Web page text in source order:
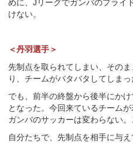
めに、Jリーグでガンバのプライ
けない。
＜丹羽選手＞
先制点を取られてしまい、その
り、チームがバタバタしてしまっ
でも、前半の終盤から後半にか
となった。今回来ているチーム
ガンバのサッカーは変わらない
自分たちで、先制点を相手に与